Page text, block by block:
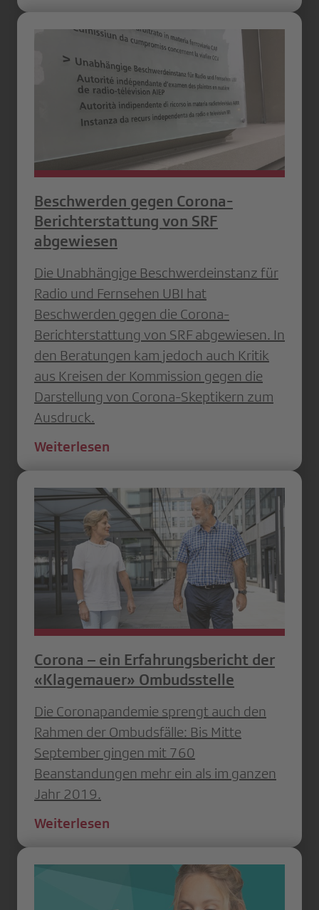
Beschwerden gegen Corona-
Berichterstattung von SRF
abgewiesen
Die Unabhängige Beschwerdeinstanz für
Radio und Fernsehen UBI hat
Beschwerden gegen die Corona-
Berichterstattung von SRF abgewiesen. In
den Beratungen kam jedoch auch Kritik
aus Kreisen der Kommission gegen die
Darstellung von Corona-Skeptikern zum
Ausdruck.
Weiterlesen
Corona – ein Erfahrungsbericht der
«Klagemauer» Ombudsstelle
Die Coronapandemie sprengt auch den
Rahmen der Ombudsfälle: Bis Mitte
September gingen mit 760
Beanstandungen mehr ein als im ganzen
Jahr 2019.
Weiterlesen